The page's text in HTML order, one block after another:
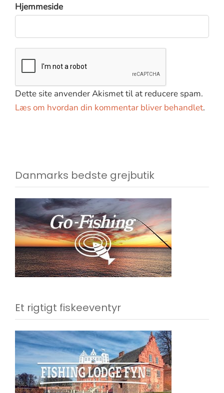
Hjemmeside
Dette site anvender Akismet til at reducere spam.
Læs om hvordan din kommentar bliver behandlet.
Danmarks bedste grejbutik
Et rigtigt fiskeeventyr